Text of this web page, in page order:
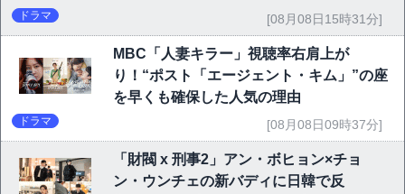
ドラマ [08月08日15時31分]
MBC「人妻キラー」視聴率右肩上が
り！“ポスト「エージェント・キム」”の座
を早くも確保した人気の理由
ドラマ [08月08日09時37分]
「財閥 x 刑事2」アン・ボヒョン×チョ
ン・ウンチェの新バディに日韓で反